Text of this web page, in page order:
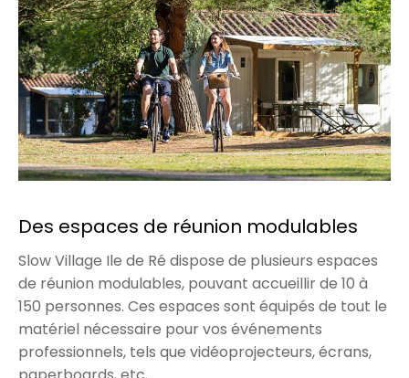
Des espaces de réunion modulables
Slow Village Ile de Ré dispose de plusieurs espaces
de réunion modulables, pouvant accueillir de 10 à
150 personnes. Ces espaces sont équipés de tout le
matériel nécessaire pour vos événements
professionnels, tels que vidéoprojecteurs, écrans,